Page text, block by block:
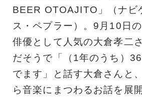
BEER OTOAJITO」（ナビ
ス・ペプラー）。9月10日
俳優として人気の大倉孝二
だそうで「（1年のうち）
でます」と話す大倉さんと
ら音楽にまつわるお話を展